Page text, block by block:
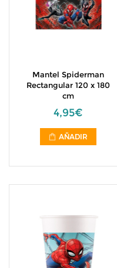
Mantel Spiderman
Rectangular 120 x 180
cm
4,95€
AÑADIR